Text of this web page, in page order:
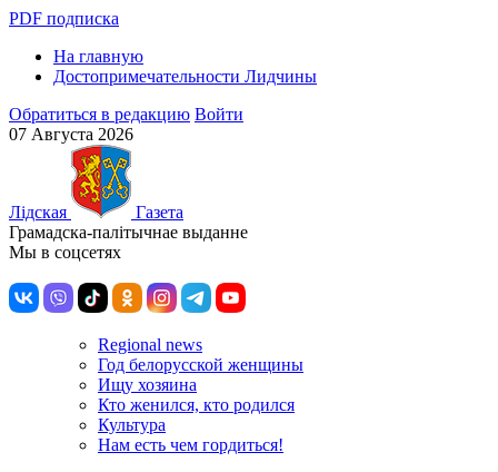
PDF подписка
На главную
Достопримечательности Лидчины
Обратиться в редакцию Войти
07 Августа 2026
Лiдская
Газета
Грамадска-палiтычнае выданне
Мы в соцсетях
Regional news
Год белорусской женщины
Ищу хозяина
Кто женился, кто родился
Культура
Нам есть чем гордиться!